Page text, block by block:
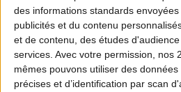
des informations standards
publicités et du contenu
et de contenu, des études
services. Avec votre permission, nos
mêmes pouvons utiliser des
précises et d’identification par scan